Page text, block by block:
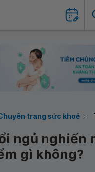
trang sức khoẻ
ngủ nghiến
gì không?